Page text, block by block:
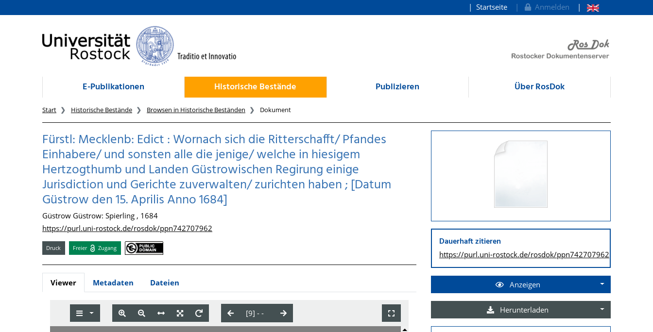
zum Inhalt
Startseite Anmelden
E-Publikationen Historische Bestände Publizieren Über RosDok
Start Historische Bestände Browsen in Historische Beständen Dokument
Fürstl: Mecklenb: Edict : Wornach sich die Ritterschafft/ Pfandes
Einhabere/ und sonsten alle die jenige/ welche in hiesigem
Hertzogthumb und Landen Güstrowischen Regirung einige
Jurisdiction und Gerichte zuverwalten/ zurichten haben ; [Datum
Güstrow den 15. Aprilis Anno 1684]
Güstrow Güstrow: Spierling , 1684
https://purl.uni-rostock.de/rosdok/ppn742707962
Druck Freier Zugang
Viewer Metadaten Dateien
Dauerhaft zitieren
https://purl.uni-rostock.de/rosdok/ppn742707962
Anzeigen
Herunterladen